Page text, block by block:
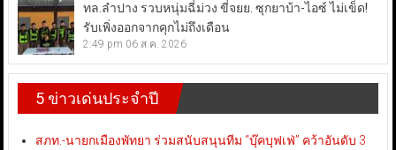
ทล.ลำปาง รวบหนุ่มฉี่ม่วง ขี่จยย. ซุกยาบ้า-ไอซ์ ไม่เข็ด!
รับเพิ่งออกจากคุกไม่ถึงเดือน
2:49 pm 06 ส.ค. 2026
5 ข่าวเด่นประจำปี
สภท.-นายกเมืองพัทยา ร่วมสนับสนุนทีม “บุ๊คบุฟเฟ่” คว้าอันดับ 3